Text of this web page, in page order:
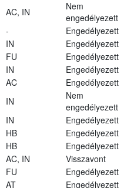
AC, IN
Nem
engedélyezett
-
Engedélyezett
IN
Engedélyezett
FU
Engedélyezett
IN
Engedélyezett
AC
Engedélyezett
IN
Nem
engedélyezett
IN
Engedélyezett
HB
Engedélyezett
HB
Engedélyezett
AC, IN
Visszavont
FU
Engedélyezett
AT Engedélyezett